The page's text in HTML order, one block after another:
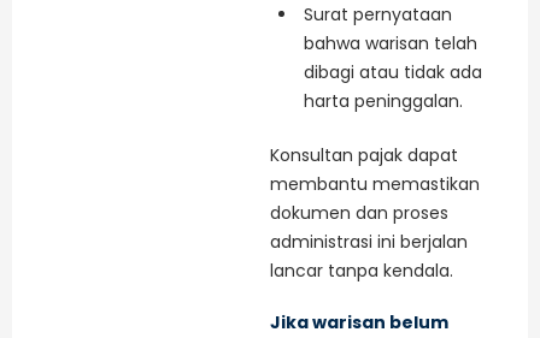
Surat pernyataan
bahwa warisan telah
dibagi atau tidak ada
harta peninggalan.
Konsultan pajak dapat
membantu memastikan
dokumen dan proses
administrasi ini berjalan
lancar tanpa kendala.
Jika warisan belum